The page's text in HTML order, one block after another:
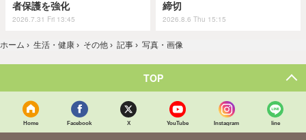
者保護を強化
2026.7.31 Fri 13:45
締切
2026.8.6 Thu 15:15
ホーム › 生活・健康 › その他 › 記事 › 写真・画像
TOP
Home Facebook X YouTube Instagram line